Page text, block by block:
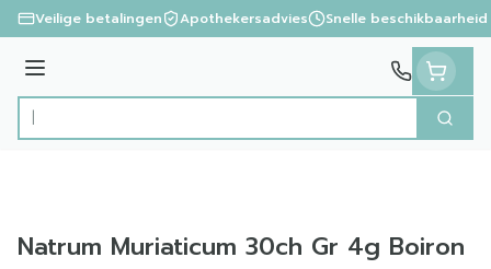
Ga naar de inhoud
Veilige betalingen Apothekersadvies Snelle beschikbaarheid
Menu
Product, merk, categorie...
Zoek
Natrum Muriaticum 30ch Gr 4g Boiron